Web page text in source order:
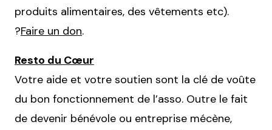
produits alimentaires, des vêtements etc).
?Faire un don.
Resto du Cœur
Votre aide et votre soutien sont la clé de voûte
du bon fonctionnement de l’asso. Outre le fait
de devenir bénévole ou entreprise mécène,